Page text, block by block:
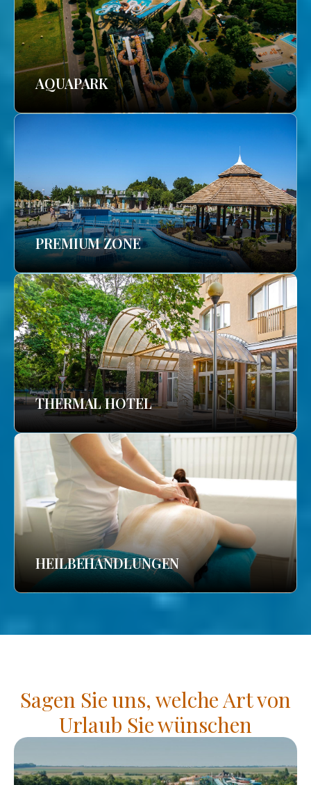
AQUAPARK
PREMIUM ZONE
THERMAL HOTEL
HEILBEHANDLUNGEN
Sagen Sie uns, welche Art von
Urlaub Sie wünschen